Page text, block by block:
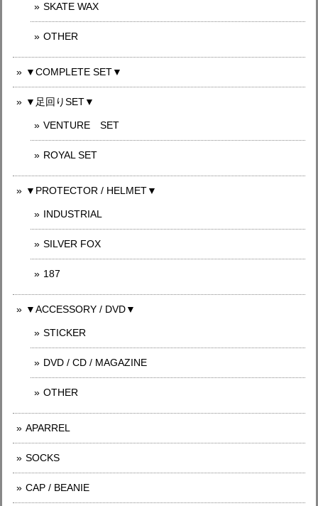
SKATE WAX
OTHER
▼COMPLETE SET▼
▼足回りSET▼
VENTURE SET
ROYAL SET
▼PROTECTOR / HELMET▼
INDUSTRIAL
SILVER FOX
187
▼ACCESSORY / DVD▼
STICKER
DVD / CD / MAGAZINE
OTHER
APARREL
SOCKS
CAP / BEANIE